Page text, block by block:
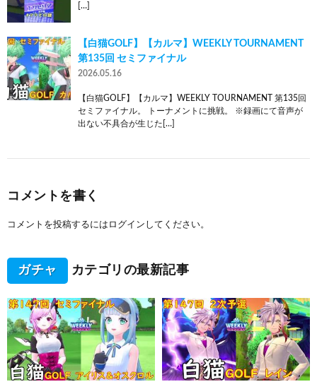
[…]
【白猫GOLF】【カルマ】WEEKLY TOURNAMENT
第135回 セミファイナル
2026.05.16
【白猫GOLF】【カルマ】WEEKLY TOURNAMENT 第135回
セミファイナル。 トーナメントに挑戦。 ※録画にて音声が
出ない不具合が生じた[…]
コメントを書く
コメントを投稿するには ログイン してください。
ガチャ カテゴリの最新記事